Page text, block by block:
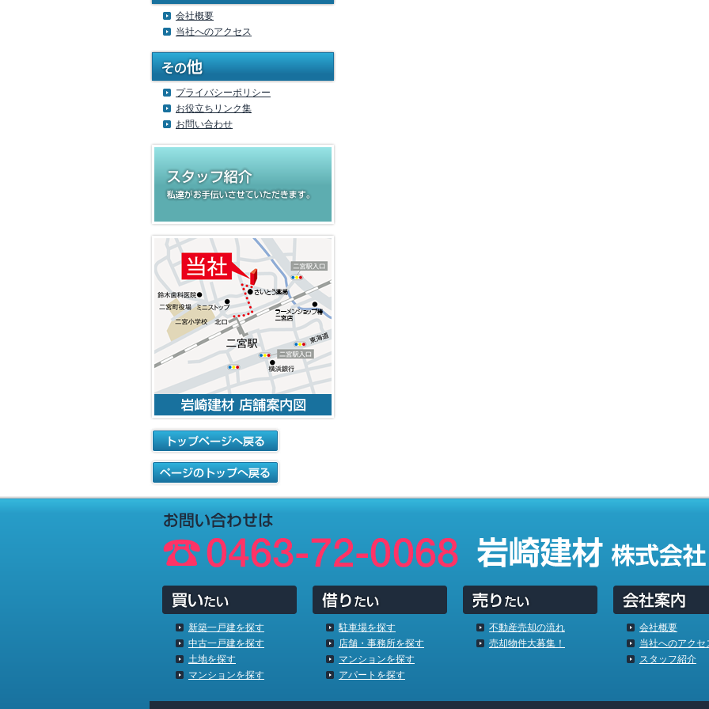
会社概要
当社へのアクセス
プライバシーポリシー
お役立ちリンク集
お問い合わせ
新築一戸建を探す
中古一戸建を探す
土地を探す
マンションを探す
駐車場を探す
店舗・事務所を探す
マンションを探す
アパートを探す
不動産売却の流れ
売却物件大募集！
会社概要
当社へのアクセ
スタッフ紹介